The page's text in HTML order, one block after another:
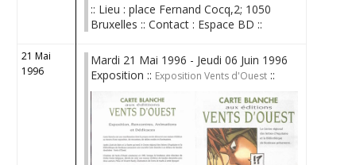
:: Lieu : place Fernand Cocq,2; 1050
Bruxelles :: Contact : Espace BD ::
21 Mai
1996
Mardi 21 Mai 1996 - Jeudi 06 Juin 1996
Exposition :: Exposition Vents d'Ouest ::